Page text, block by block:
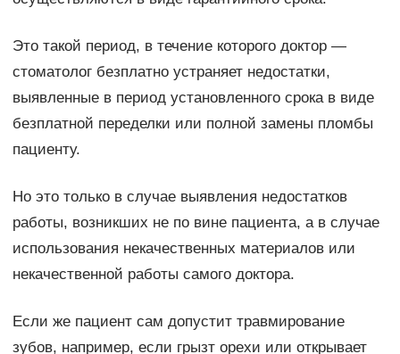
Это такой период, в течение которого доктор —
стоматолог безплатно устраняет недостатки,
выявленные в период установленного срока в виде
безплатной переделки или полной замены пломбы
пациенту.
Но это только в случае выявления недостатков
работы, возникших не по вине пациента, а в случае
использования некачественных материалов или
некачественной работы самого доктора.
Если же пациент сам допустит травмирование
зубов, например, если грызт орехи или открывает